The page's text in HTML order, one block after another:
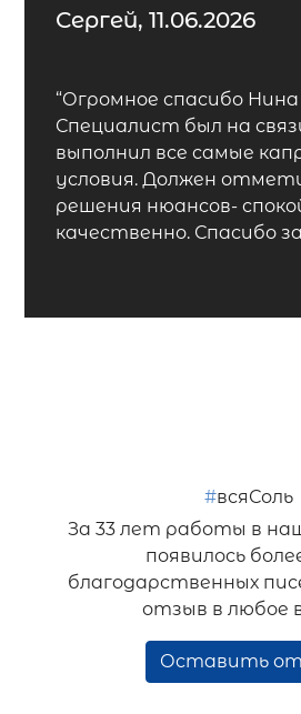
Сергей, 11.06.2026
“Огромное спасибо
Специалист был на
выполнил все самые
условия. Должен
решения нюансов-
качественно. Спасибо
#всяСоль
За 33 лет работы в
появилось
благодарственных
отзыв в любое
Оставить